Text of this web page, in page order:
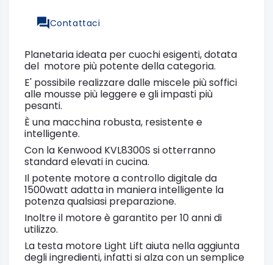
Contattaci
Planetaria ideata per cuochi esigenti, dotata
del motore più potente della categoria.
E' possibile realizzare dalle miscele più soffici
alle mousse più leggere e gli impasti più
pesanti.
È una macchina robusta, resistente e
intelligente.
Con la Kenwood KVL8300S si otterranno
standard elevati in cucina.
Il potente motore a controllo digitale da
1500watt adatta in maniera intelligente la
potenza qualsiasi preparazione.
Inoltre il motore è garantito per 10 anni di
utilizzo.
La testa motore Light Lift aiuta nella aggiunta
degli ingredienti, infatti si alza con un semplice